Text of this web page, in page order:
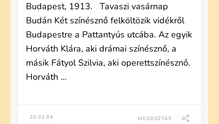
Budapest, 1913. Tavaszi vasárnap
Budán Két színésznő felköltözik vidékről
Budapestre a Pattantyús utcába. Az egyik
Horváth Klára, aki drámai színésznő, a
másik Fátyol Szilvia, aki operettszínésznő.
Horváth …
26.02.04 MEGOSZTÁS